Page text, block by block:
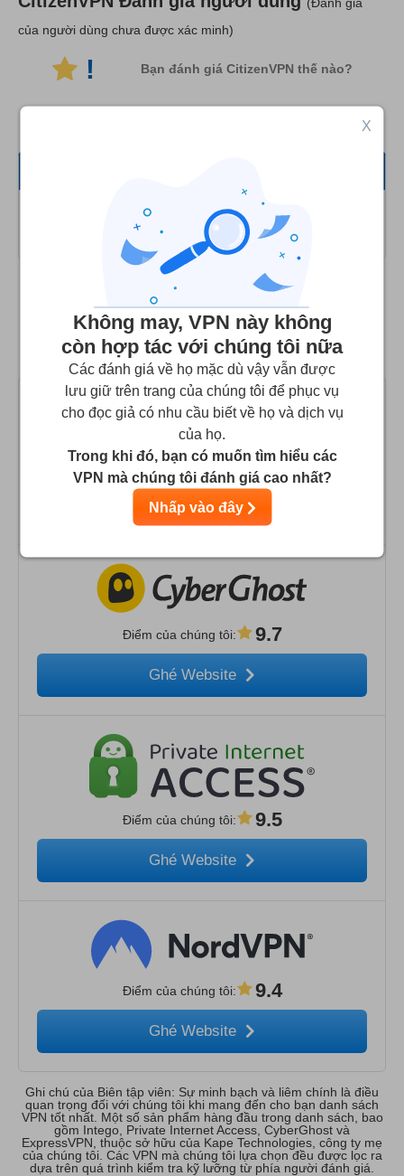
của người dùng chưa được xác minh)
! Bạn đánh giá CitizenVPN thế nào?
Tốc độ
Phát trực tuyến
Dịch vụ khách hàng
Không tìm thấy đánh giá của người dùng
trong danh mục này!
So sánh CitizenVPN với các VPN thay thế
hàng đầu
Điểm của chúng tôi: 9.9
Ghé Website
Điểm của chúng tôi: 9.7
Ghé Website
Điểm của chúng tôi: 9.5
Ghé Website
Điểm của chúng tôi: 9.4
Ghé Website
Ghi chú của Biên tập viên: Sự minh bạch và liêm chính là điều
quan trọng đối với chúng tôi khi mang đến cho bạn danh sách
VPN tốt nhất. Một số sản phẩm hàng đầu trong danh sách, bao
gồm Intego, Private Internet Access, CyberGhost và
ExpressVPN, thuộc sở hữu của Kape Technologies, công ty mẹ
của chúng tôi. Các VPN mà chúng tôi lựa chọn đều được lọc ra
dựa trên quá trình kiểm tra kỹ lưỡng từ phía người đánh giá.
X
Không may, VPN này không
còn hợp tác với chúng tôi nữa
Các đánh giá về họ mặc dù vậy vẫn được
lưu giữ trên trang của chúng tôi để phục vụ
cho đọc giả có nhu cầu biết về họ và dịch vụ
của họ.
Trong khi đó, bạn có muốn tìm hiểu các
VPN mà chúng tôi đánh giá cao nhất?
Nhấp vào đây